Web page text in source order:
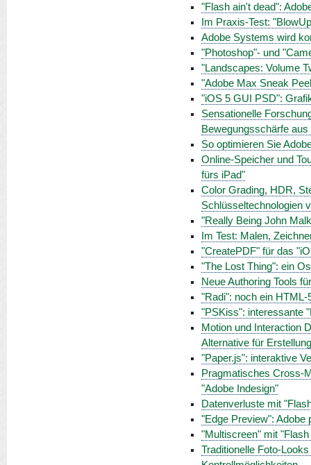
"Flash ain't dead":
Im Praxis-Test:
Adobe Systems wird
"Photoshop"- und
"Landscapes: Volume
"Adobe Max Sneak
"iOS 5 GUI PSD":
Sensationelle
Bewegungsschärfe
So optimieren Sie
Online-Speicher und
fürs iPad"
Color Grading, HDR,
Schlüsseltechnologien
"Really Being John
Im Test: Malen,
"CreatePDF" für das
"The Lost Thing": ein
Neue Authoring Tools
"Radi": noch ein HTML-
"PSKiss": interessante
Motion und Interaction
Alternative für
"Paper.js": interaktive
Pragmatisches Cross-
"Adobe Indesign"
Datenverluste mit
"Edge Preview": Adobe
"Multiscreen" mit
Traditionelle Foto-